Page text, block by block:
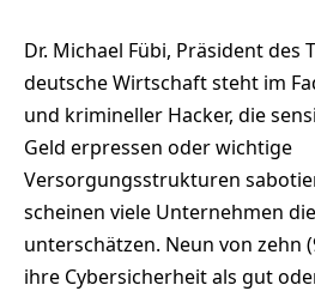
Dr. Michael Fübi, Präsident des
deutsche Wirtschaft steht im
und krimineller Hacker, die
Geld erpressen oder wichtige
Versorgungsstrukturen
scheinen viele Unternehmen
unterschätzen. Neun von zehn
ihre Cybersicherheit als gut